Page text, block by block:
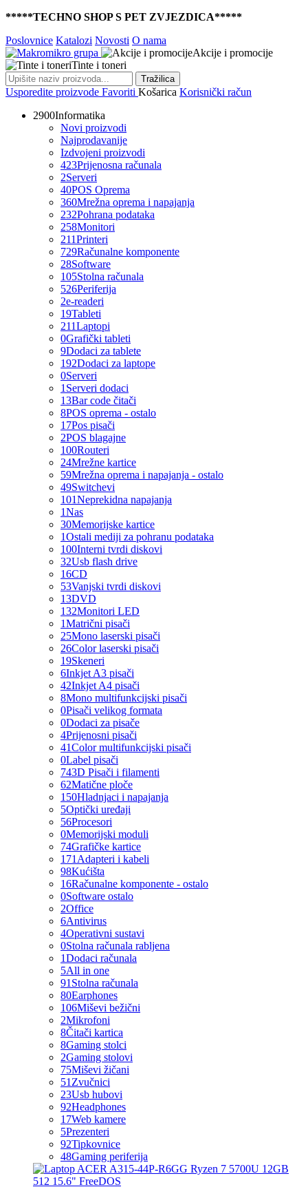
*****TECHNO SHOP S PET ZVJEZDICA*****
Poslovnice Katalozi Novosti O nama
Akcije i promocije
Tinte i toneri
Tražilica
Usporedite proizvode Favoriti Košarica Korisnički račun
2900Informatika
Novi proizvodi
Najprodavanije
Izdvojeni proizvodi
423Prijenosna računala
2Serveri
40POS Oprema
360Mrežna oprema i napajanja
232Pohrana podataka
258Monitori
211Printeri
729Računalne komponente
28Software
105Stolna računala
526Periferija
2e-readeri
19Tableti
211Laptopi
0Grafički tableti
9Dodaci za tablete
192Dodaci za laptope
0Serveri
1 Serveri dodaci
13Bar code čitači
8POS oprema - ostalo
17Pos pisači
2POS blagajne
100Routeri
24Mrežne kartice
59Mrežna oprema i napajanja - ostalo
49Switchevi
101Neprekidna napajanja
1Nas
30Memorijske kartice
1Ostali mediji za pohranu podataka
100Interni tvrdi diskovi
32Usb flash drive
16CD
53Vanjski tvrdi diskovi
13DVD
132Monitori LED
1Matrični pisači
25Mono laserski pisači
26Color laserski pisači
19Skeneri
6Inkjet A3 pisači
42Inkjet A4 pisači
8Mono multifunkcijski pisači
0Pisači velikog formata
0Dodaci za pisače
4Prijenosni pisači
41Color multifunkcijski pisači
0Label pisači
743D Pisači i filamenti
62Matične ploče
150Hladnjaci i napajanja
5Optički uređaji
56Procesori
0Memorijski moduli
74Grafičke kartice
171 Adapteri i kabeli
98Kućišta
16Računalne komponente - ostalo
0Software ostalo
2Office
6Antivirus
4Operativni sustavi
0Stolna računala rabljena
1Dodaci računala
5All in one
91 Stolna računala
80Earphones
106Miševi bežični
2Mikrofoni
8Čitači kartica
8Gaming stolci
2Gaming stolovi
75Miševi žičani
51 Zvučnici
23Usb hubovi
92Headphones
17Web kamere
5Prezenteri
92Tipkovnice
48Gaming periferija